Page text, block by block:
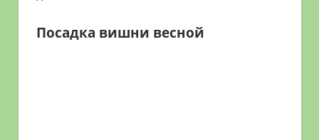
Посадка вишни весной